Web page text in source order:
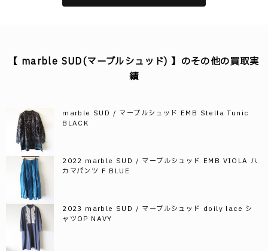
【 marble SUD(マーブルシュッド) 】のその他の買取実
績
marble SUD / マーブルシュッド EMB Stella Tunic
BLACK
2022 marble SUD / マーブルシュッド EMB VIOLA ハ
カマパンツ F BLUE
2023 marble SUD / マーブルシュッド doily lace シ
ャツOP NAVY